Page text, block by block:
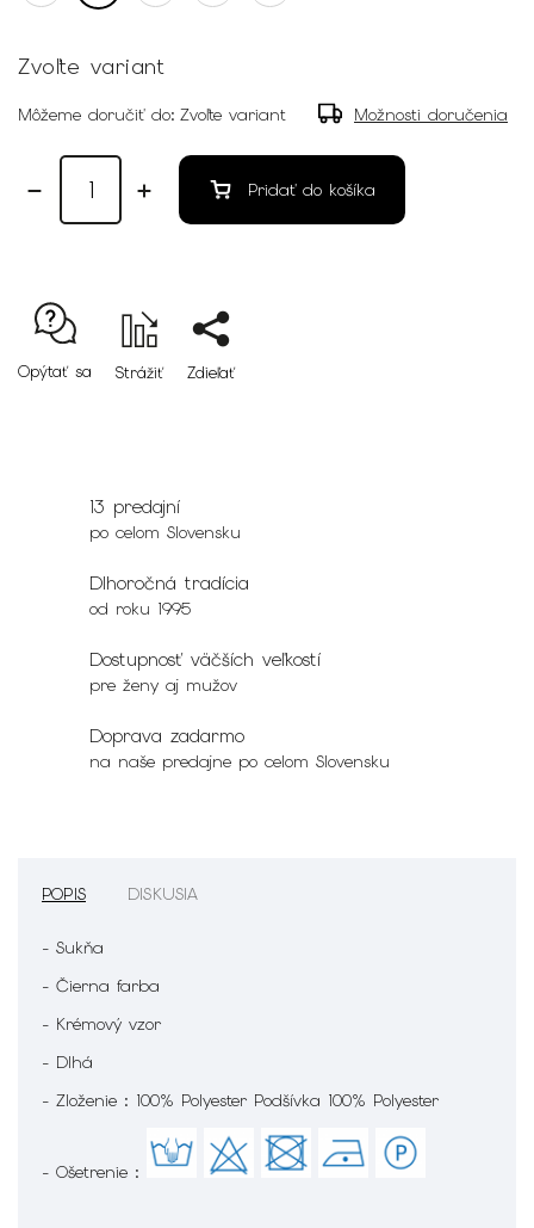
Zvoľte variant
Môžeme doručiť do: Zvoľte variant Možnosti doručenia
Pridať do košíka
Opýtať sa Strážiť Zdieľať
13 predajní
po celom Slovensku
Dlhoročná tradícia
od roku 1995
Dostupnosť väčších veľkostí
pre ženy aj mužov
Doprava zadarmo
na naše predajne po celom Slovensku
POPIS DISKUSIA
- Sukňa
- Čierna farba
- Krémový vzor
- Dlhá
- Zloženie : 100% Polyester Podšívka 100% Polyester
- Ošetrenie :